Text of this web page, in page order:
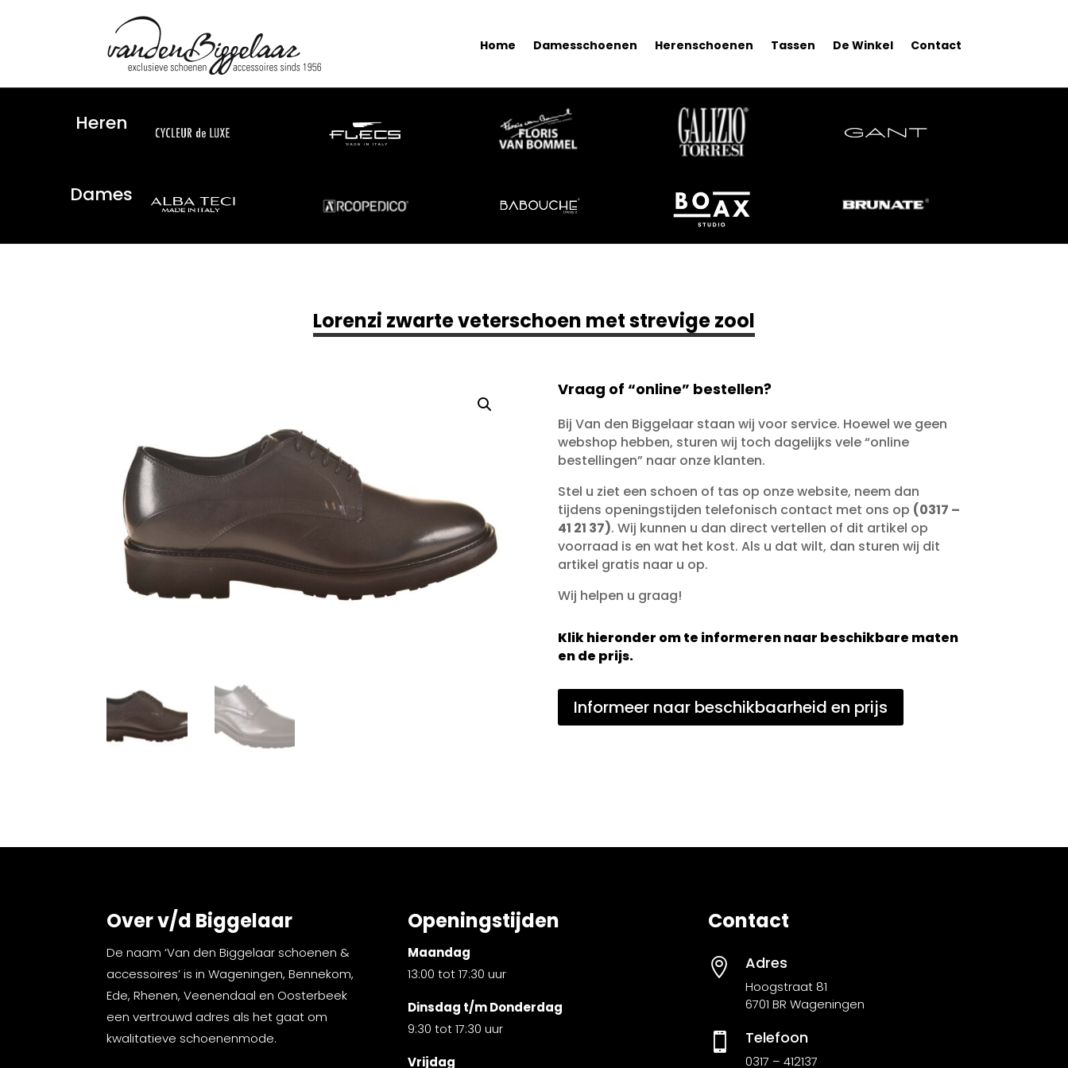
Home Damesschoenen Herenschoenen Tassen De Winkel Contact
Heren
Dames
Lorenzi zwarte veterschoen met strevige zool
Vraag of “online” bestellen?
Bij Van den Biggelaar staan wij voor service. Hoewel we geen
webshop hebben, sturen wij toch dagelijks vele “online
bestellingen” naar onze klanten.
Stel u ziet een schoen of tas op onze website, neem dan
tijdens openingstijden telefonisch contact met ons op (0317 –
41 21 37). Wij kunnen u dan direct vertellen of dit artikel op
voorraad is en wat het kost. Als u dat wilt, dan sturen wij dit
artikel gratis naar u op.
Wij helpen u graag!
Klik hieronder om te informeren naar beschikbare maten
en de prijs.
Informeer naar beschikbaarheid en prijs
Over v/d Biggelaar
De naam ‘Van den Biggelaar schoenen &
accessoires’ is in Wageningen, Bennekom,
Ede, Rhenen, Veenendaal en Oosterbeek
een vertrouwd adres als het gaat om
kwalitatieve schoenenmode.
Openingstijden
Maandag
13:00 tot 17:30 uur
Dinsdag t/m Donderdag
9:30 tot 17:30 uur
Vrijdag
Contact
 Adres
Hoogstraat 81
6701 BR Wageningen
 Telefoon
0317 – 412137